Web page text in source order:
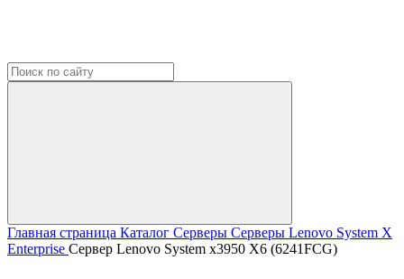
Главная страница Каталог Серверы Серверы Lenovo System X
Enterprise Сервер Lenovo System x3950 X6 (6241FCG)